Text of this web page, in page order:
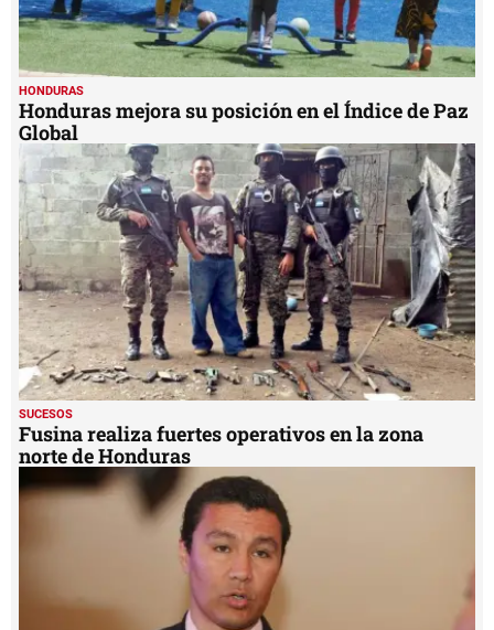
HONDURAS
Honduras mejora su posición en el Índice de Paz
Global
SUCESOS
Fusina realiza fuertes operativos en la zona
norte de Honduras